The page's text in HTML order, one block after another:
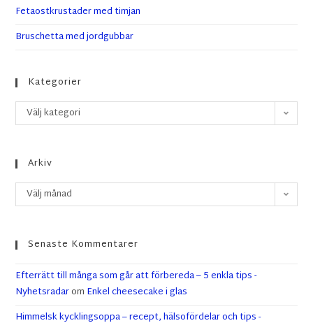
Fetaostkrustader med timjan
Bruschetta med jordgubbar
Kategorier
Välj kategori
Arkiv
Välj månad
Senaste Kommentarer
Efterrätt till många som går att förbereda – 5 enkla tips -
Nyhetsradarom Enkel cheesecake i glas
Himmelsk kycklingsoppa – recept, hälsofördelar och tips -